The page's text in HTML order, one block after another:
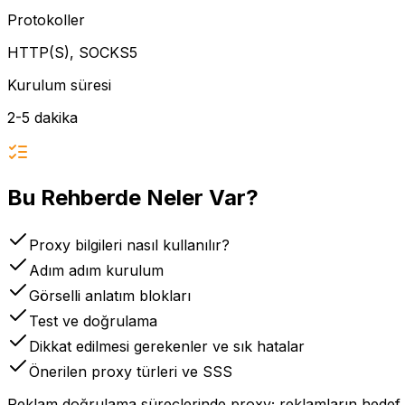
Protokoller
HTTP(S), SOCKS5
Kurulum süresi
2-5 dakika
Bu Rehberde Neler Var?
Proxy bilgileri nasıl kullanılır?
Adım adım kurulum
Görselli anlatım blokları
Test ve doğrulama
Dikkat edilmesi gerekenler ve sık hatalar
Önerilen proxy türleri ve SSS